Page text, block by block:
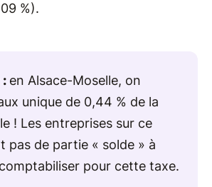
%).
: en Alsace-Moselle, on
unique de 0,44 % de la
! Les entreprises sur ce
pas de partie « solde » à
pour cette taxe.